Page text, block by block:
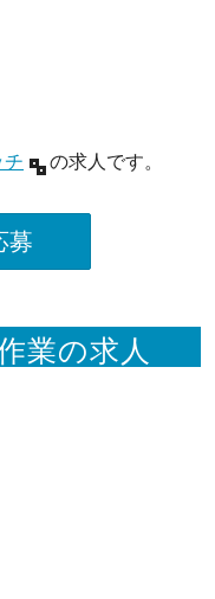
の求人です。
募
業の求人